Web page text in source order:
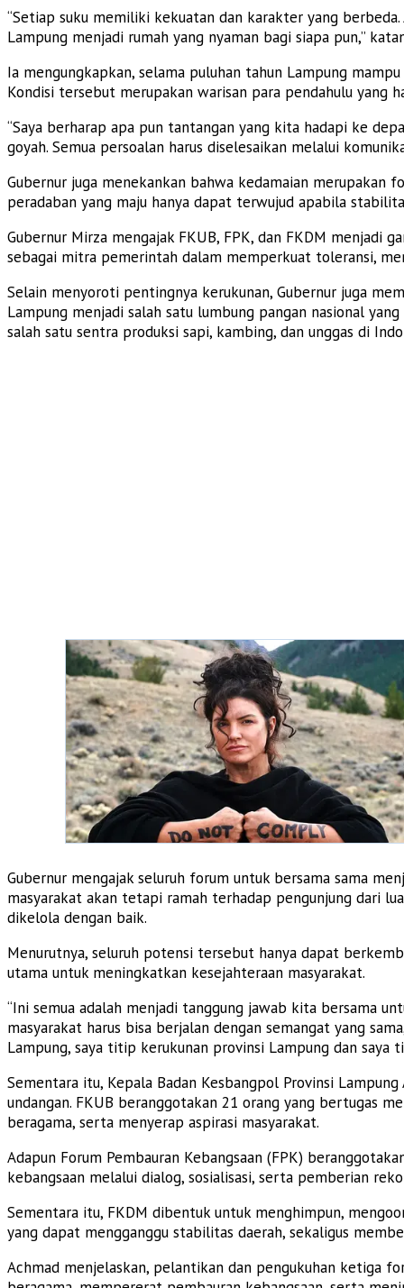
“Setiap suku memiliki kekuatan dan karakter yang
Lampung menjadi rumah yang nyaman bagi siapa pun,”
Ia mengungkapkan, selama puluhan tahun Lampung
Kondisi tersebut merupakan warisan para pendahulu yang
“Saya berharap apa pun tantangan yang kita hadapi ke
goyah. Semua persoalan harus diselesaikan melalui
Gubernur juga menekankan bahwa kedamaian merupakan
peradaban yang maju hanya dapat terwujud apabila
Gubernur Mirza mengajak FKUB, FPK, dan FKDM
sebagai mitra pemerintah dalam memperkuat toleransi,
Selain menyoroti pentingnya kerukunan, Gubernur juga
Lampung menjadi salah satu lumbung pangan nasional
salah satu sentra produksi sapi, kambing, dan unggas di
Gubernur mengajak seluruh forum untuk bersama sama
masyarakat akan tetapi ramah terhadap pengunjung dari
dikelola dengan baik.
Menurutnya, seluruh potensi tersebut hanya dapat
utama untuk meningkatkan kesejahteraan masyarakat.
“Ini semua adalah menjadi tanggung jawab kita bersama
masyarakat harus bisa berjalan dengan semangat yang
Lampung, saya titip kerukunan provinsi Lampung dan saya
Sementara itu, Kepala Badan Kesbangpol Provinsi
undangan. FKUB beranggotakan 21 orang yang bertugas
beragama, serta menyerap aspirasi masyarakat.
Adapun Forum Pembauran Kebangsaan (FPK)
kebangsaan melalui dialog, sosialisasi, serta pemberian
Sementara itu, FKDM dibentuk untuk menghimpun,
yang dapat mengganggu stabilitas daerah, sekaligus
Achmad menjelaskan, pelantikan dan pengukuhan ketiga